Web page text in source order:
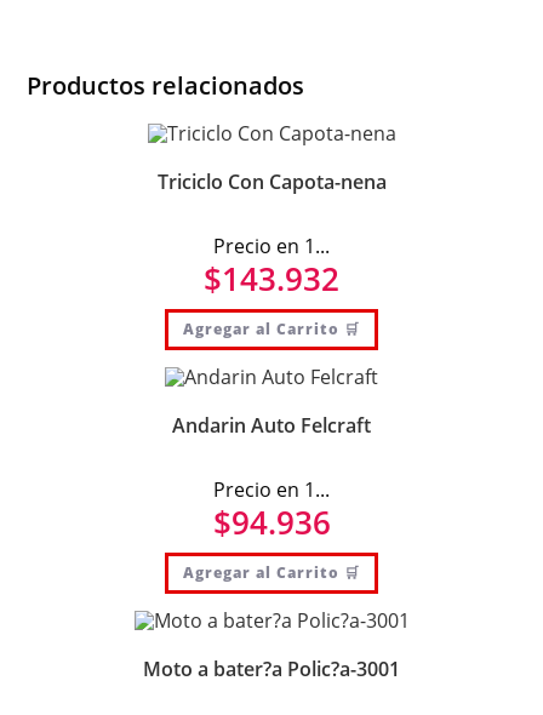
Productos relacionados
Triciclo Con Capota-nena
Precio en 1...
$143.932
Agregar al Carrito 🛒
Andarin Auto Felcraft
Precio en 1...
$94.936
Agregar al Carrito 🛒
Moto a bater?a Polic?a-3001